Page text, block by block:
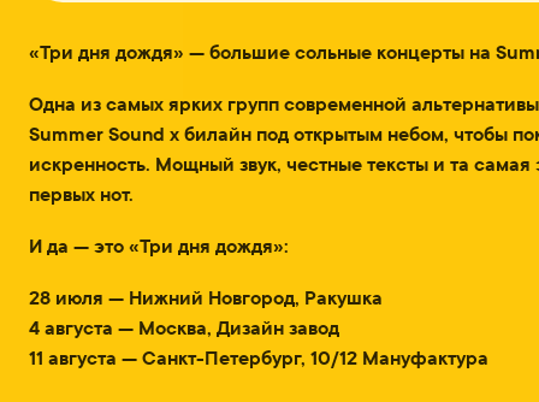
«Три дня дождя» — большие сольные концерты на
Одна из самых ярких групп современной
Summer Sound x билайн под открытым небом, чтобы
искренность. Мощный звук, честные тексты и та
первых нот.
И да — это «Три дня дождя»:
28 июля — Нижний Новгород, Ракушка
4 августа — Москва, Дизайн завод
11 августа — Санкт-Петербург, 10/12 Мануфактура